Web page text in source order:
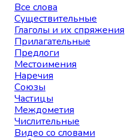
Все слова
Существительные
Глаголы и их спряжения
Прилагательные
Предлоги
Местоимения
Наречия
Союзы
Частицы
Междометия
Числительные
Видео со словами